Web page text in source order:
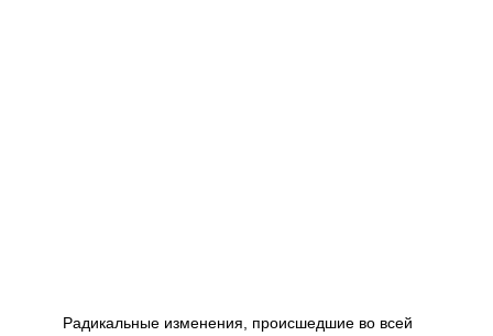
Радикальные изменения, происшедшие во всей